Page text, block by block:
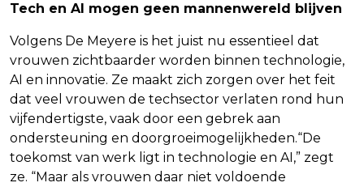
Tech en AI mogen geen mannenwereld blijven
Volgens De Meyere is het juist nu essentieel dat
vrouwen zichtbaarder worden binnen technologie,
AI en innovatie. Ze maakt zich zorgen over het feit
dat veel vrouwen de techsector verlaten rond hun
vijfendertigste, vaak door een gebrek aan
ondersteuning en doorgroeimogelijkheden.“De
toekomst van werk ligt in technologie en AI,” zegt
ze. “Maar als vrouwen daar niet voldoende